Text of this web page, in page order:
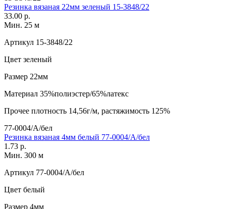
Резинка вязаная 22мм зеленый 15-3848/22
33.00 р.
Мин. 25 м
Артикул 15-3848/22
Цвет зеленый
Размер 22мм
Материал 35%полиэстер/65%латекс
Прочее плотность 14,56г/м, растяжимость 125%
77-0004/А/бел
Резинка вязаная 4мм белый 77-0004/А/бел
1.73 р.
Мин. 300 м
Артикул 77-0004/А/бел
Цвет белый
Размер 4мм